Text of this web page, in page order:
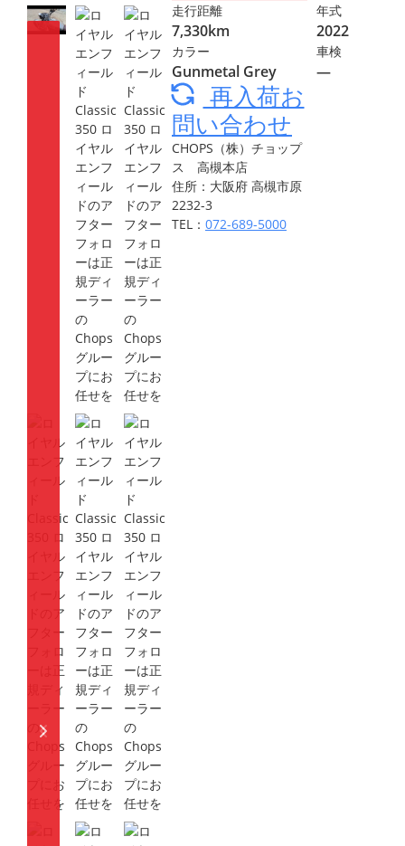
走行距離
7,330km
年式
2022
カラー
Gunmetal Grey
車検
―
再入荷お
問い合わせ
CHOPS（株）チョップ
ス 高槻本店
住所：大阪府 高槻市原
2232-3
TEL： 072-689-5000